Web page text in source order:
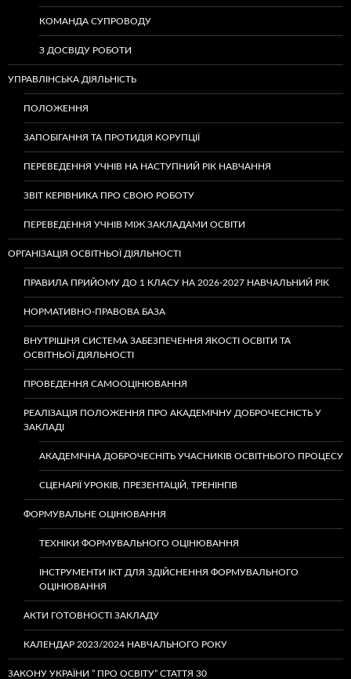
КОМАНДА СУПРОВОДУ
З ДОСВІДУ РОБОТИ
УПРАВЛІНСЬКА ДІЯЛЬНІСТЬ
ПОЛОЖЕННЯ
ЗАПОБІГАННЯ ТА ПРОТИДІЯ КОРУПЦІЇ
ПЕРЕВЕДЕННЯ УЧНІВ НА НАСТУПНИЙ РІК НАВЧАННЯ
ЗВІТ КЕРІВНИКА ПРО СВОЮ РОБОТУ
ПЕРЕВЕДЕННЯ УЧНІВ МІЖ ЗАКЛАДАМИ ОСВІТИ
ОРГАНІЗАЦІЯ ОСВІТНЬОЇ ДІЯЛЬНОСТІ
ПРАВИЛА ПРИЙОМУ ДО 1 КЛАСУ НА 2026-2027 НАВЧАЛЬНИЙ РІК
НОРМАТИВНО-ПРАВОВА БАЗА
ВНУТРІШНЯ СИСТЕМА ЗАБЕЗПЕЧЕННЯ ЯКОСТІ ОСВІТИ ТА
ОСВІТНЬОЇ ДІЯЛЬНОСТІ
ПРОВЕДЕННЯ САМООЦІНЮВАННЯ
РЕАЛІЗАЦІЯ ПОЛОЖЕННЯ ПРО АКАДЕМІЧНУ ДОБРОЧЕСНІСТЬ У
ЗАКЛАДІ
АКАДЕМІЧНА ДОБРОЧЕСНІТЬ УЧАСНИКІВ ОСВІТНЬОГО ПРОЦЕСУ
СЦЕНАРІЇ УРОКІВ, ПРЕЗЕНТАЦІЙ, ТРЕНІНГІВ
ФОРМУВАЛЬНЕ ОЦІНЮВАННЯ
ТЕХНІКИ ФОРМУВАЛЬНОГО ОЦІНЮВАННЯ
ІНСТРУМЕНТИ ІКТ ДЛЯ ЗДІЙСНЕННЯ ФОРМУВАЛЬНОГО
ОЦІНЮВАННЯ
АКТИ ГОТОВНОСТІ ЗАКЛАДУ
КАЛЕНДАР 2023/2024 НАВЧАЛЬНОГО РОКУ
ЗАКОНУ УКРАЇНИ ” ПРО ОСВІТУ” СТАТТЯ 30